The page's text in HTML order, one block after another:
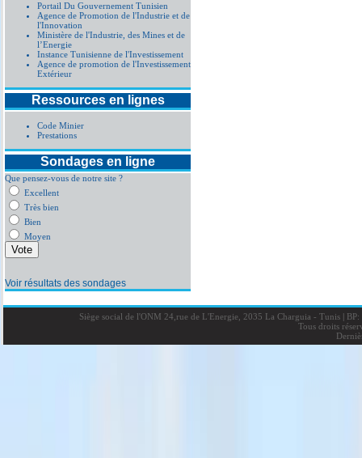
Portail Du Gouvernement Tunisien
Agence de Promotion de l'Industrie et de
l'Innovation
Ministère de l'Industrie, des Mines et de
l’Energie
Instance Tunisienne de l'Investissement
Agence de promotion de l'Investissement
Extérieur
Ressources en lignes
Code Minier
Prestations
Sondages en ligne
Que pensez-vous de notre site ?
Excellent
Très bien
Bien
Moyen
Voir résultats des sondages
Siège social de l'ONM 24,rue de L'Energie, 2035 La Charguia - Tunis |BP:
Tous droits